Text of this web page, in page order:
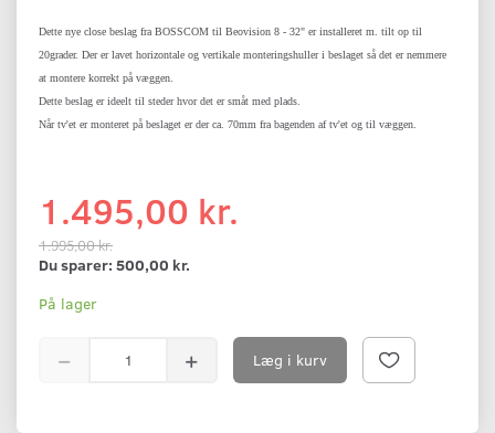
Dette nye close beslag fra BOSSCOM til Beovision 8 - 32" er installeret m. tilt op til
20grader. Der er lavet horizontale og vertikale monteringshuller i beslaget så det er nemmere
at montere korrekt på væggen.
Dette beslag er ideelt til steder hvor det er småt med plads.
Når tv'et er monteret på beslaget er der ca. 70mm fra bagenden af tv'et og til væggen.
1.495,00 kr.
1.995,00 kr.
Du sparer: 500,00 kr.
På lager
Læg i kurv